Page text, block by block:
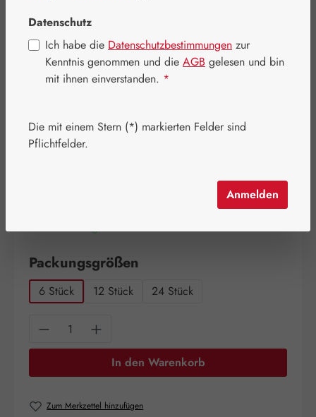
Regulärer Preis:
9,50 €
Packungsgrößen
6 Stück 12 Stück 24 Stück
Produkt Anzahl: Gib den gewünschten
In den Warenkorb
Zum Merkzettel hinzufügen
Datenschutz
Ich habe die Datenschutzbestimmungen zur
Kenntnis genommen und die AGB gelesen und bin
mit ihnen einverstanden. *
Die mit einem Stern (*) markierten Felder sind
Pflichtfelder.
Anmelden